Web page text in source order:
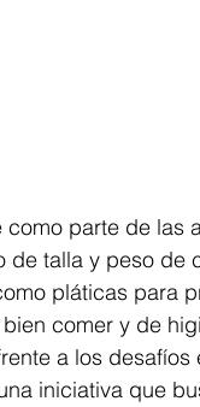
parte de las
talla y peso de
pláticas para
comer y de
a los
iniciativa que